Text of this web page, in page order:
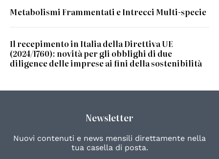
Metabolismi Frammentati e Intrecci Multi-specie
Il recepimento in Italia della Direttiva UE
(2024/1760): novità per gli obblighi di due
diligence delle imprese ai fini della sostenibilità
Newsletter
Nuovi contenuti e news mensili direttamente nella
tua casella di posta.